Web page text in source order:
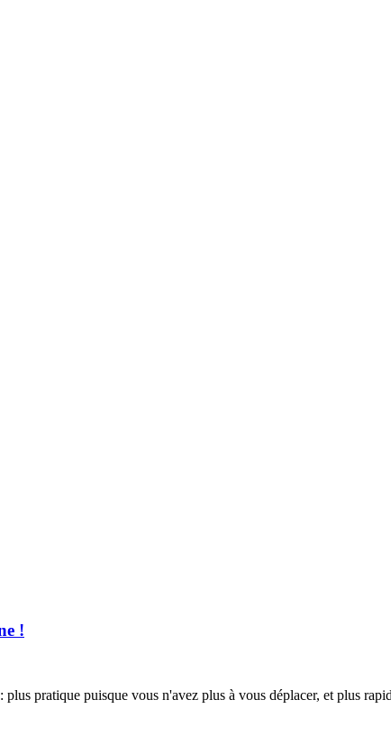
!
pratique puisque vous n'avez plus à vous déplacer, et plus